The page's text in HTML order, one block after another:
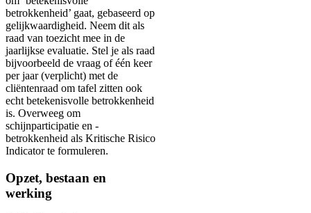
betrokkenheid’ gaat, gebaseerd op
gelijkwaardigheid. Neem dit als
raad van toezicht mee in de
jaarlijkse evaluatie. Stel je als raad
bijvoorbeeld de vraag of één keer
per jaar (verplicht) met de
cliëntenraad om tafel zitten ook
echt betekenisvolle betrokkenheid
is. Overweeg om
schijnparticipatie en -
betrokkenheid als Kritische Risico
Indicator te formuleren.
Opzet, bestaan en
werking